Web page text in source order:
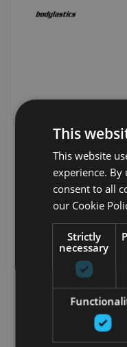
This
This website
experience.
consent to all
our Cookie
Strictly
necessary